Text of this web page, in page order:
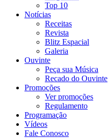
Top 10
Notícias
Receitas
Revista
Blitz Espacial
Galeria
Ouvinte
Peça sua Música
Recado do Ouvinte
Promoções
Ver promoções
Regulamento
Programação
Vídeos
Fale Conosco